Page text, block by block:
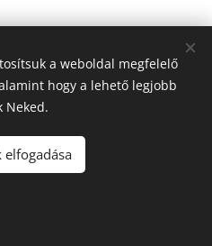
Minden jog fenntartva
a weboldal megfelelő
hogy a lehető legjobb
Neked.
elfogadása